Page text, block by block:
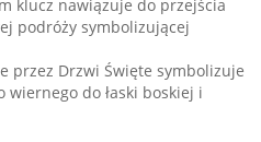
klucz nawiązuje do przejścia
podróży symbolizującej
przez Drzwi Święte symbolizuje
do łaski boskiej i